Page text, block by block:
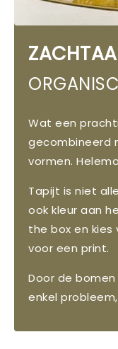
Wat een
gecombineerd
vormen.
Tapijt is niet
ook kleur aan
the box en kies
voor een print.
Door de
enkel